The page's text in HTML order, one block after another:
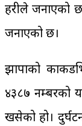
प्रहरीले
जनाएको छ।
झापाको
४३८७ नम्बरको
खसेको हो।